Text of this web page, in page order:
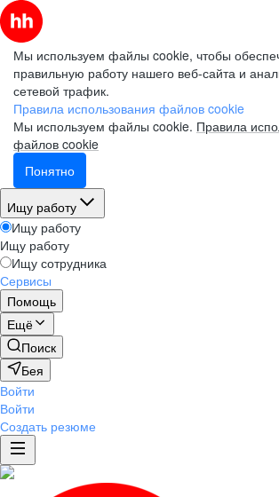
Мы используем файлы cookie, чтобы
правильную работу нашего веб-сайта и
сетевой трафик.
Правила использования файлов cookie
Мы используем файлы cookie. Правила
файлов cookie
Понятно
Ищу работу
Ищу работу
Ищу работу
Ищу сотрудника
Сервисы
Помощь
Ещё
Поиск
Бея
Войти
Войти
Создать резюме